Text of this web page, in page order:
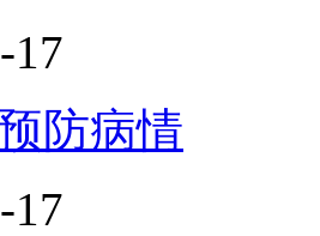
17
防病情
17